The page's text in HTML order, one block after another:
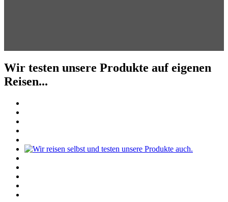
Wir testen unsere Produkte auf eigenen
Reisen...